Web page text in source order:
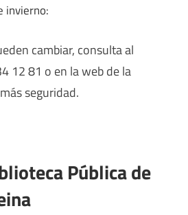
invierno:
cambiar, consulta al
12 81 o en la web de la
seguridad.
Pública de